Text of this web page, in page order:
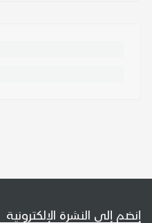
إنضم إلى النشرة الإلكترونية